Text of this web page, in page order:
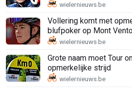
Vollering komt met
blufpoker op Mont
Grote naam moet Tour
opmerkelijke strijd